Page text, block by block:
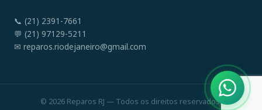
📞 (21) 2391-7661
💬 (21) 97129-5211
✉ reparos.riodejaneiro@gmail.com
© 2026 Reparos RJ — Todos os direitos reservados.